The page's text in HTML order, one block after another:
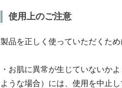
使用上のご注意
製品を正しく使っていただくた
・お肌に異常が生じていないか
ような場合）には、使用を中止